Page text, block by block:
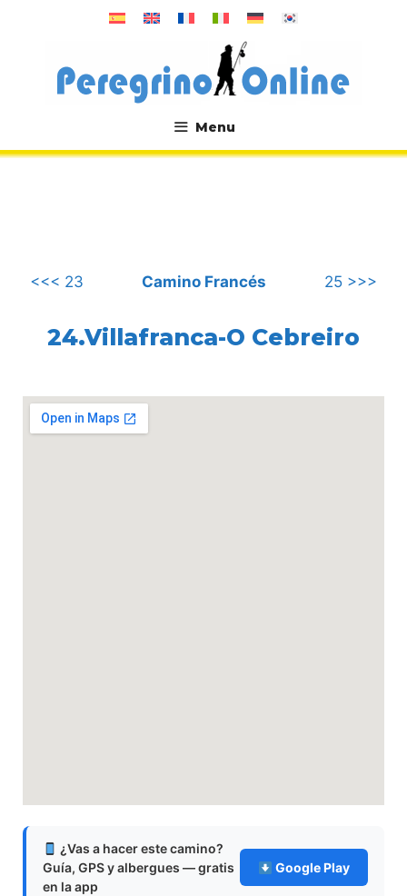
Menu
.
<<< 23 Camino Francés 25 >>>
24.Villafranca-O Cebreiro
¿Vas a hacer este camino?
Guía, GPS y albergues — gratis
en la app
Google Play